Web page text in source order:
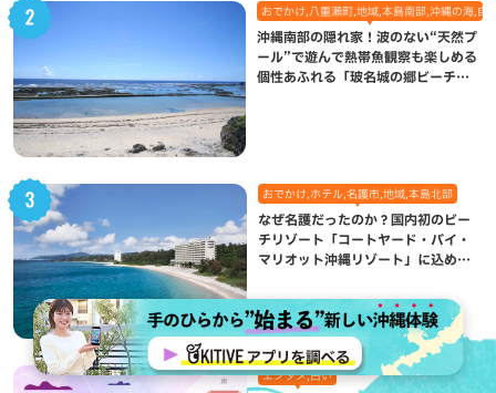
おでかけ,八重瀬町,地域,本島南部,沖縄の海,自
沖縄南部の隠れ家！波のない“天然プ
ール”で遊んで熱帯魚観察も楽しめる
個性あふれる「玻名城の郷ビーチ」
おでかけ,ホテル,名護市,地域,本島北部
なぜ名護だったのか？国内初のビー
チリゾート「コートヤード・バイ・
マリオット沖縄リゾート」に込めら
エンタメ,占い